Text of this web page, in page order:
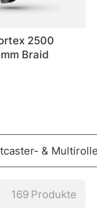
Fische,
gepflegt
lagern,
und die
schlicht. Ist
2500
Braid
&
169 Produkte